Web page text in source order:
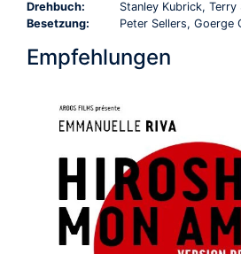
Drehbuch:
Stanley Kubrick,
Besetzung:
Peter Sellers, Goerge
Empfehlungen